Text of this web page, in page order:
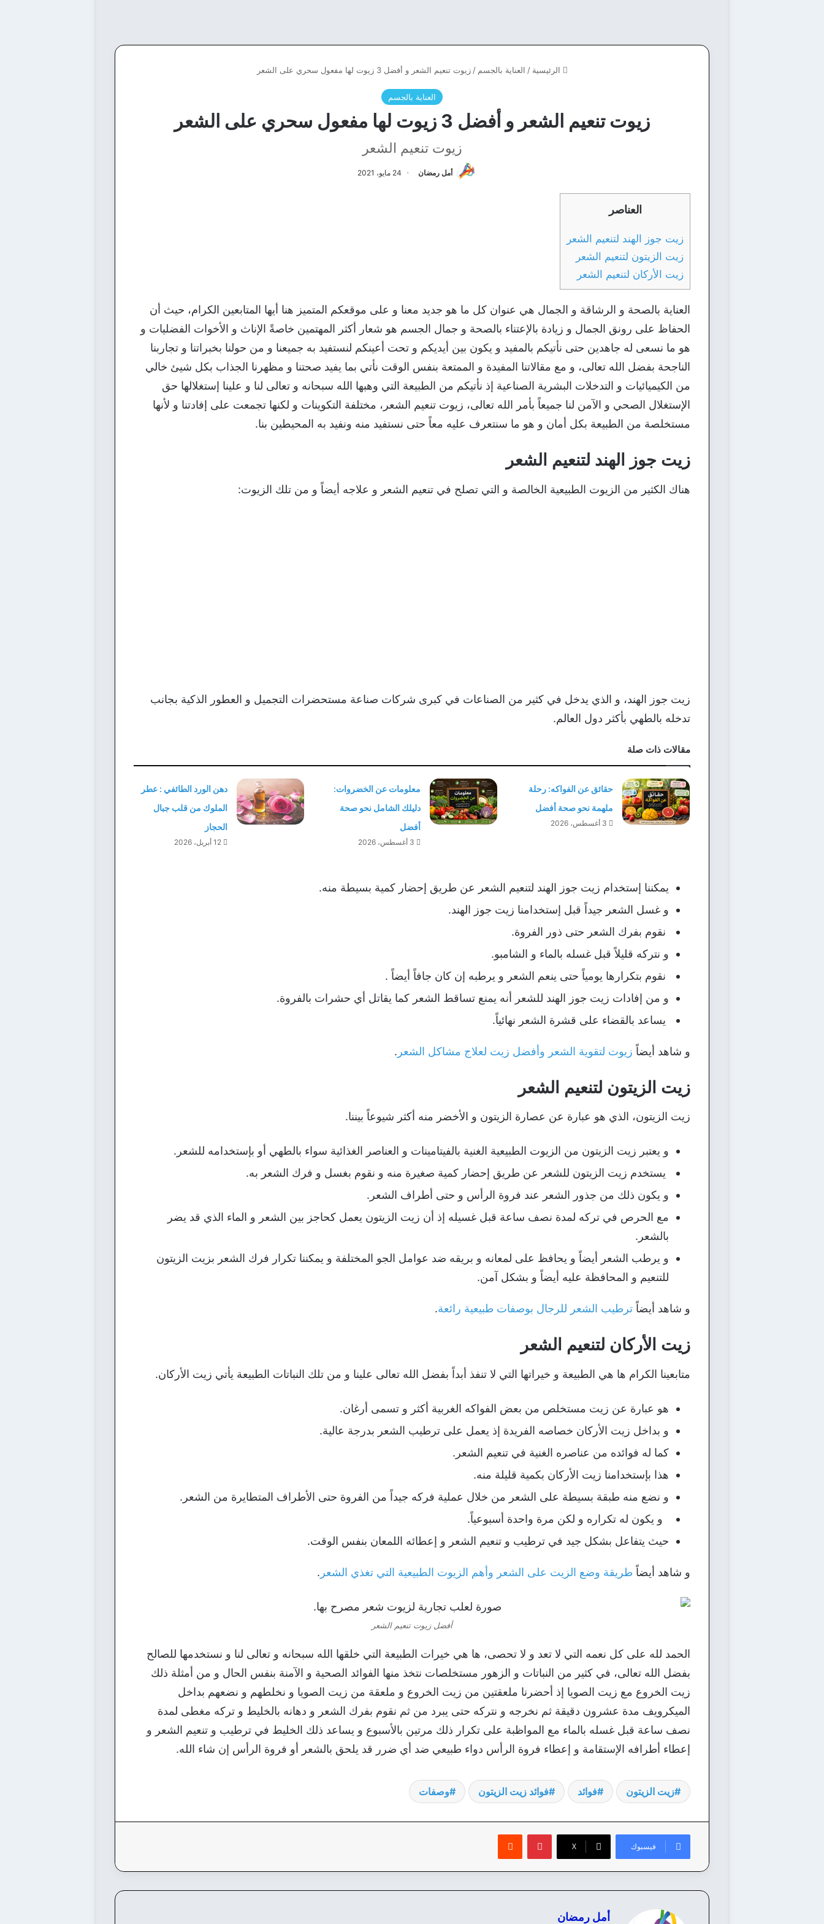
الرئيسية / العناية بالجسم / زيوت تنعيم الشعر و أفضل 3 زيوت لها مفعول سحري على الشعر
العناية بالجسم
زيوت تنعيم الشعر و أفضل 3 زيوت لها مفعول سحري على الشعر
زيوت تنعيم الشعر
أمل رمضان 24 مايو، 2021
العناصر
زيت جوز الهند لتنعيم الشعر
زيت الزيتون لتنعيم الشعر
زيت الأركان لتنعيم الشعر
العناية بالصحة و الرشاقة و الجمال هي عنوان كل ما هو جديد معنا و على موقعكم المتميز هنا أيها المتابعين الكرام، حيث أن
الحفاظ على رونق الجمال و زيادة بالإعتناء بالصحة و جمال الجسم هو شعار أكثر المهتمين خاصةً الإناث و الأخوات الفضليات و
هو ما نسعى له جاهدين حتى نأتيكم بالمفيد و يكون بين أيديكم و تحت أعينكم لنستفيد به جميعنا و من حولنا بخبراتنا و تجاربنا
الناجحة بفضل الله تعالى، و مع مقالاتنا المفيدة و الممتعة بنفس الوقت نأتي بما يفيد صحتنا و مظهرنا الجذاب بكل شيئ خالي
من الكيميائيات و التدخلات البشرية الصناعية إذ نأتيكم من الطبيعة التي وهبها الله سبحانه و تعالى لنا و علينا إستغلالها حق
الإستغلال الصحي و الآمن لنا جميعاً بأمر الله تعالى، زيوت تنعيم الشعر، مختلفة التكوينات و لكنها تجمعت على إفادتنا و لأنها
مستخلصة من الطبيعة بكل أمان و هو ما سنتعرف عليه معاً حتى نستفيد منه ونفيد به المحيطين بنا.
زيت جوز الهند لتنعيم الشعر
هناك الكثير من الزيوت الطبيعية الخالصة و التي تصلح في تنعيم الشعر و علاجه أيضاً و من تلك الزيوت:
زيت جوز الهند، و الذي يدخل في كثير من الصناعات في كبرى شركات صناعة مستحضرات التجميل و العطور الذكية بجانب
تدخله بالطهي بأكثر دول العالم.
مقالات ذات صلة
حقائق عن الفواكه: رحلة
ملهمة نحو صحة أفضل
3 أغسطس، 2026
معلومات عن الخضروات:
دليلك الشامل نحو صحة
أفضل
3 أغسطس، 2026
دهن الورد الطائفي : عطر
الملوك من قلب جبال
الحجاز
12 أبريل، 2026
يمكننا إستخدام زيت جوز الهند لتنعيم الشعر عن طريق إحضار كمية بسيطة منه.
و غسل الشعر جيداً قبل إستخدامنا زيت جوز الهند.
نقوم بفرك الشعر حتى ذور الفروة.
و نتركه قليلاً قبل غسله بالماء و الشامبو.
نقوم بتكرارها يومياً حتى ينعم الشعر و يرطبه إن كان جافاً أيضاً .
و من إفادات زيت جوز الهند للشعر أنه يمنع تساقط الشعر كما يقاتل أي حشرات بالفروة.
يساعد بالقضاء على قشرة الشعر نهائياً.
و شاهد أيضاً زيوت لتقوية الشعر وأفضل زيت لعلاج مشاكل الشعر .
زيت الزيتون لتنعيم الشعر
زيت الزيتون، الذي هو عبارة عن عصارة الزيتون و الأخضر منه أكثر شيوعاً بيننا.
و يعتبر زيت الزيتون من الزيوت الطبيعية الغنية بالفيتامينات و العناصر الغذائية سواء بالطهي أو بإستخدامه للشعر.
يستخدم زيت الزيتون للشعر عن طريق إحضار كمية صغيرة منه و نقوم بغسل و فرك الشعر به.
و يكون ذلك من جذور الشعر عند فروة الرأس و حتى أطراف الشعر.
مع الحرص في تركه لمدة نصف ساعة قبل غسيله إذ أن زيت الزيتون يعمل كحاجز بين الشعر و الماء الذي قد يضر
بالشعر.
و يرطب الشعر أيضاً و يحافظ على لمعانه و بريقه ضد عوامل الجو المختلفة و يمكننا تكرار فرك الشعر بزيت الزيتون
للتنعيم و المحافظة عليه أيضاً و بشكل آمن.
و شاهد أيضاً ترطيب الشعر للرجال بوصفات طبيعية رائعة.
زيت الأركان لتنعيم الشعر
متابعينا الكرام ها هي الطبيعة و خيراتها التي لا تنفذ أبداً بفضل الله تعالى علينا و من تلك النباتات الطبيعة يأتي زيت الأركان.
هو عبارة عن زيت مستخلص من بعض الفواكه الغربية أكثر و تسمى أرغان.
و بداخل زيت الأركان خصاصه الفريدة إذ يعمل على ترطيب الشعر بدرجة عالية.
كما له فوائده من عناصره الغنية في تنعيم الشعر.
هذا بإستخدامنا زيت الأركان بكمية قليلة منه.
و نضع منه طبقة بسيطة على الشعر من خلال عملية فركه جيداً من الفروة حتى الأطراف المتطايرة من الشعر.
و يكون له تكراره و لكن مرة واحدة أسبوعياً.
حيث يتفاعل بشكل جيد في ترطيب و تنعيم الشعر و إعطائه اللمعان بنفس الوقت.
و شاهد أيضاً طريقة وضع الزيت على الشعر وأهم الزيوت الطبيعية التي تغذي الشعر .
أفضل زيوت تنعيم الشعر
الحمد لله على كل نعمه التي لا تعد و لا تحصى، ها هي خيرات الطبيعة التي خلقها الله سبحانه و تعالى لنا و نستخدمها للصالح
بفضل الله تعالى، في كثير من النباتات و الزهور مستخلصات نتخذ منها الفوائد الصحية و الآمنة بنفس الحال و من أمثلة ذلك
زيت الخروع مع زيت الصويا إذ أحضرنا ملعقتين من زيت الخروع و ملعقة من زيت الصويا و نخلطهم و نضعهم بداخل
الميكرويف مدة عشرون دقيقة ثم نخرجه و نتركه حتى يبرد من ثم نقوم بفرك الشعر و دهانه بالخليط و تركه مغطى لمدة
نصف ساعة قبل غسله بالماء مع المواظبة على تكرار ذلك مرتين بالأسبوع و يساعد ذلك الخليط في ترطيب و تنعيم الشعر و
إعطاء أطرافه الإستقامة و إعطاء فروة الرأس دواء طبيعي ضد أي ضرر قد يلحق بالشعر أو فروة الرأس إن شاء الله.
زيت الزيتون فوائد فوائد زيت الزيتون وصفات
فيسبوك ‫X
بينتيريست
أمل رمضان